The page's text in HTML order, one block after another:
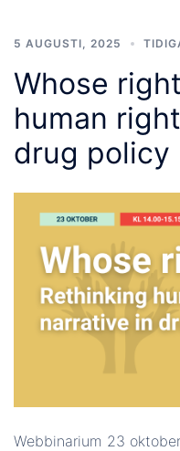
5 AUGUSTI, 2025
Whose
human
drug policy
Webbinarium 23